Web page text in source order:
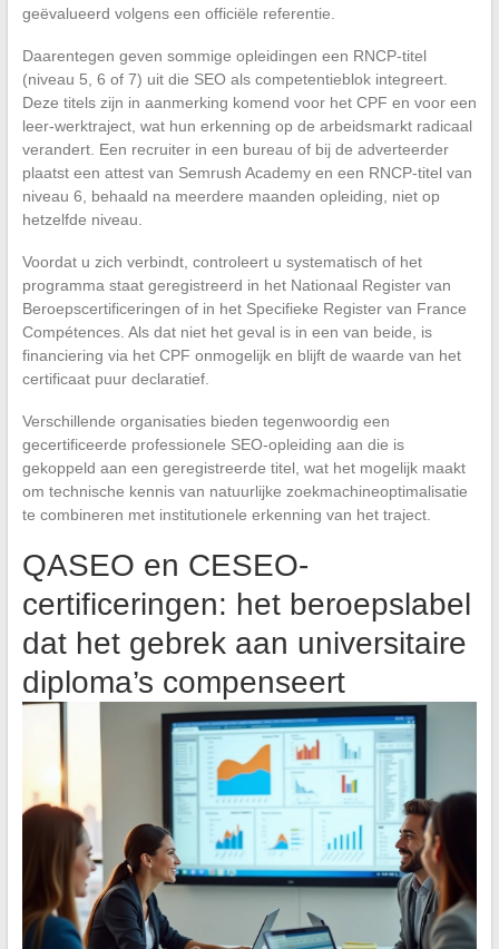
geëvalueerd volgens een officiële referentie.
Daarentegen geven sommige opleidingen een RNCP-titel
(niveau 5, 6 of 7) uit die SEO als competentieblok integreert.
Deze titels zijn in aanmerking komend voor het CPF en voor een
leer-werktraject, wat hun erkenning op de arbeidsmarkt radicaal
verandert. Een recruiter in een bureau of bij de adverteerder
plaatst een attest van Semrush Academy en een RNCP-titel van
niveau 6, behaald na meerdere maanden opleiding, niet op
hetzelfde niveau.
Voordat u zich verbindt, controleert u systematisch of het
programma staat geregistreerd in het Nationaal Register van
Beroepscertificeringen of in het Specifieke Register van France
Compétences. Als dat niet het geval is in een van beide, is
financiering via het CPF onmogelijk en blijft de waarde van het
certificaat puur declaratief.
Verschillende organisaties bieden tegenwoordig een
gecertificeerde professionele SEO-opleiding aan die is
gekoppeld aan een geregistreerde titel, wat het mogelijk maakt
om technische kennis van natuurlijke zoekmachineoptimalisatie
te combineren met institutionele erkenning van het traject.
QASEO en CESEO-
certificeringen: het beroepslabel
dat het gebrek aan universitaire
diploma’s compenseert